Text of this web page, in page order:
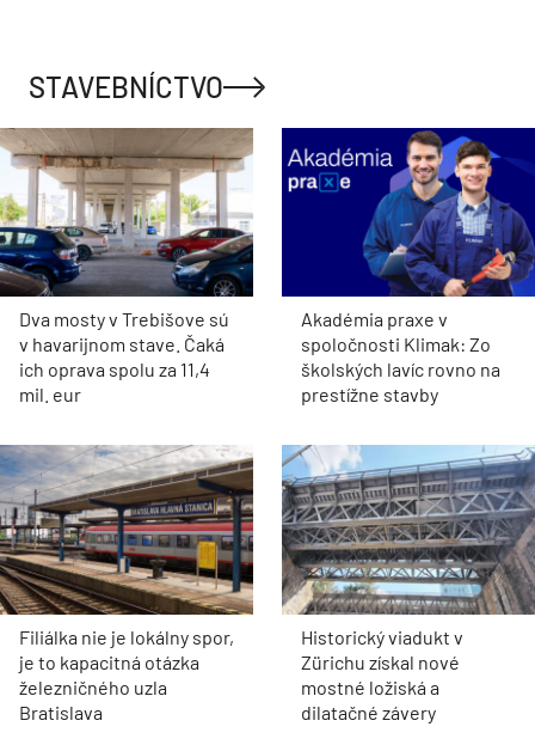
STAVEBNÍCTVO
Dva mosty v Trebišove sú
v havarijnom stave. Čaká
ich oprava spolu za 11,4
mil. eur
Akadémia praxe v
spoločnosti Klimak: Zo
školských lavíc rovno na
prestížne stavby
Filiálka nie je lokálny spor,
je to kapacitná otázka
železničného uzla
Bratislava
Historický viadukt v
Zürichu získal nové
mostné ložiská a
dilatačné závery